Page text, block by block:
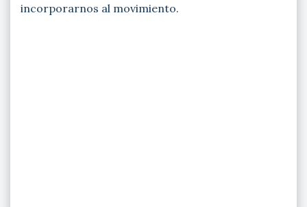
incorporarnos al movimiento.